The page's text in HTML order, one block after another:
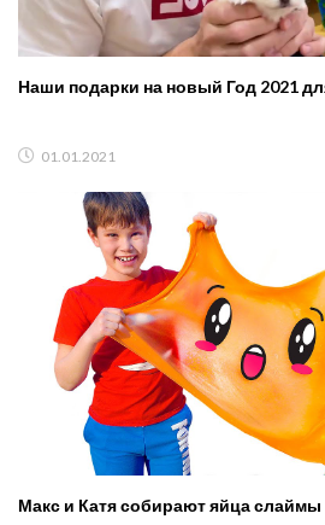
Наши подарки на новый Год 2021
01.01.2021
Макс и Катя собирают яйца слаймы